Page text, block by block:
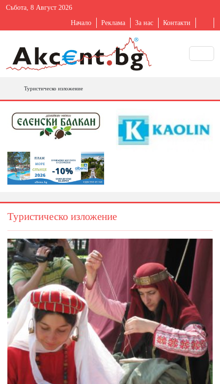
Събота, 8 Август 2026
Начало Реклама За нас Контакти
Туристическо изложение
Туристическо изложение